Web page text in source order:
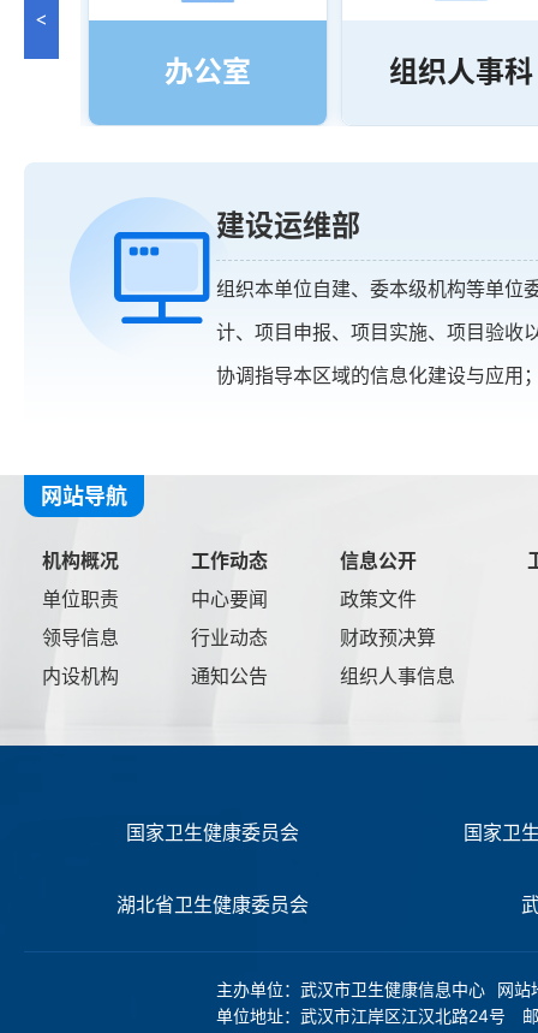
办公室 组织人事科
<
建设运维部
组织本单位自建、委本级机构等单位
计、项目申报、项目实施、项目验收
协调指导本区域的信息化建设与应用
网站导航
机构概况
单位职责
领导信息
内设机构
工作动态
中心要闻
行业动态
通知公告
信息公开
政策文件
财政预决算
组织人事信息
国家卫生健康委员会 国家卫
湖北省卫生健康委员会
主办单位：武汉市卫生健康信息中心
网站
单位地址：武汉市江岸区江汉北路24号